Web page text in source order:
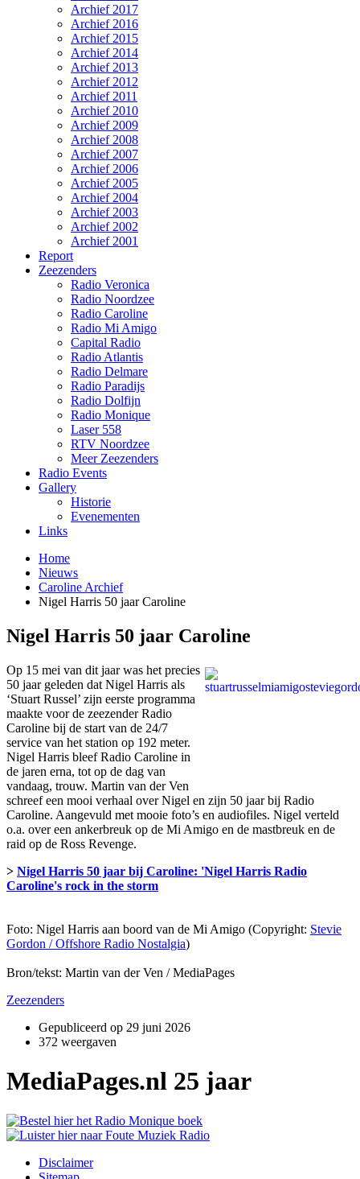
Archief 2017
Archief 2016
Archief 2015
Archief 2014
Archief 2013
Archief 2012
Archief 2011
Archief 2010
Archief 2009
Archief 2008
Archief 2007
Archief 2006
Archief 2005
Archief 2004
Archief 2003
Archief 2002
Archief 2001
Report
Zeezenders
Radio Veronica
Radio Noordzee
Radio Caroline
Radio Mi Amigo
Capital Radio
Radio Atlantis
Radio Delmare
Radio Paradijs
Radio Dolfijn
Radio Monique
Laser 558
RTV Noordzee
Meer Zeezenders
Radio Events
Gallery
Historie
Evenementen
Links
Home
Nieuws
Caroline Archief
Nigel Harris 50 jaar Caroline
Nigel Harris 50 jaar Caroline
Op 15 mei van dit jaar was het precies
50 jaar geleden dat Nigel Harris als
‘Stuart Russel’ zijn eerste programma
maakte voor de zeezender Radio
Caroline bij de start van de 24/7
service van het station op 192 meter.
Nigel Harris bleef Radio Caroline in
de jaren erna, tot op de dag van
vandaag, trouw. Martin van der Ven
schreef een mooi verhaal over Nigel en zijn 50 jaar bij Radio
Caroline. Aangevuld met mooie foto’s en audiofiles. Nigel verteld
o.a. over een ankerbreuk op de Mi Amigo en de mastbreuk en de
raid op de Ross Revenge.
> Nigel Harris 50 jaar bij Caroline: 'Nigel Harris Radio
Caroline's rock in the storm
Foto: Nigel Harris aan boord van de Mi Amigo (Copyright: Stevie
Gordon / Offshore Radio Nostalgia)
Bron/tekst: Martin van der Ven / MediaPages
Zeezenders
Gepubliceerd op 29 juni 2026
372 weergaven
MediaPages.nl 25 jaar
Disclaimer